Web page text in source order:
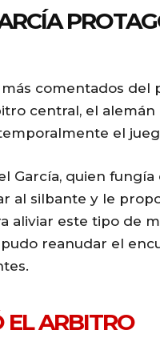
comentados
central, el
el
García, quien
al silbante y le
aliviar este tipo de
reanudar el
EL ARBITRO